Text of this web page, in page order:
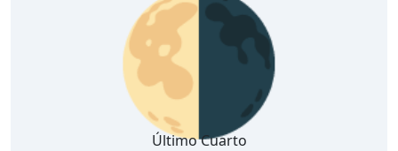
🌗
Último Cuarto